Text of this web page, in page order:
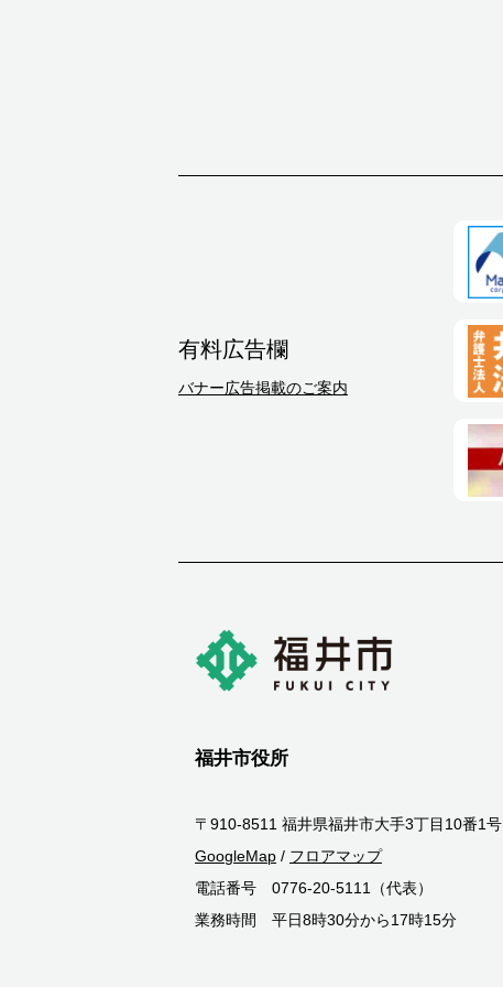
有料広告欄
バナー広告掲載のご案内
福井市役所
〒910-8511 福井県福井市大手3丁目10番1号
GoogleMap / フロアマップ
電話番号 0776-20-5111（代表）
業務時間 平日8時30分から17時15分